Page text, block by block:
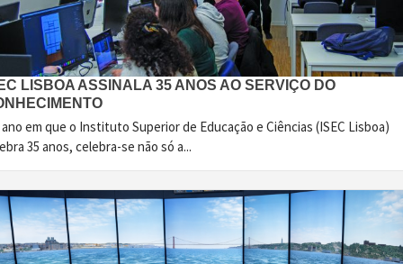
LISBOA ASSINALA 35 ANOS AO SERVIÇO DO
em que o Instituto Superior de Educação e Ciências (ISEC Lisboa)
35 anos, celebra-se não só a...